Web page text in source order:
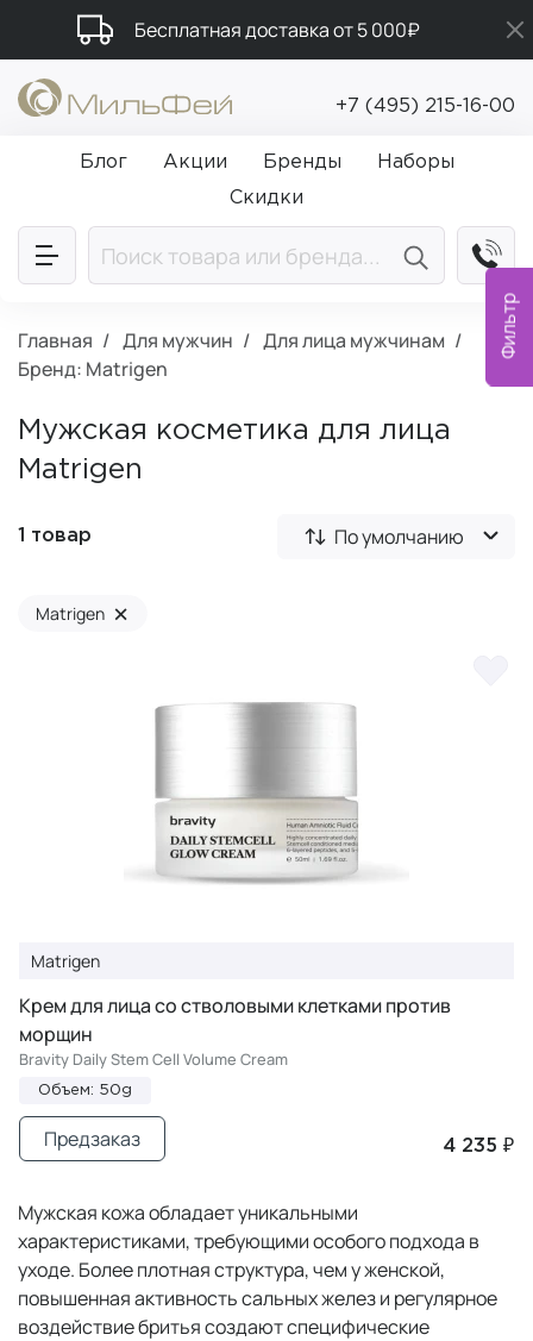
Фильтр
Бесплатная доставка от 5 000₽
Промокод ПРИВЕТ
Подарки в каждый заказ от 5 000₽
+7 (495) 215-16-00
Блог Акции Бренды
Наборы
Скидки
Главная Для мужчин
Для лица мужчинам
Бренд: Matrigen
Мужская косметика для лица
Matrigen
1 товар По умолчанию
Matrigen ×
Matrigen
Крем для лица со стволовыми клетками против
морщин
Bravity Daily Stem Cell Volume Cream
Объем: 50g
4 235 ₽
Предзаказ
Мужская кожа обладает уникальными
характеристиками, требующими особого подхода в
уходе. Более плотная структура, чем у женской,
повышенная активность сальных желез и регулярное
воздействие бритья создают специфические